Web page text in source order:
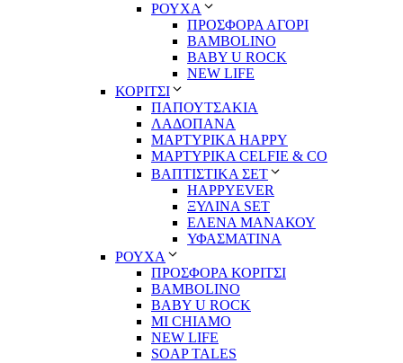
ΡΟΥΧΑ
ΠΡΟΣΦΟΡΑ ΑΓΟΡΙ
BAMBOLINO
BABY U ROCK
NEW LIFE
ΚΟΡΙΤΣΙ
ΠΑΠΟΥΤΣΑΚΙΑ
ΛΑΔΟΠΑΝΑ
ΜΑΡΤΥΡΙΚΑ HAPPY
ΜΑΡΤΥΡΙΚΑ CELFIE & CO
ΒΑΠΤΙΣΤΙΚΑ ΣΕΤ
HAPPYEVER
ΞΥΛΙΝΑ SET
ΕΛΕΝΑ ΜΑΝΑΚΟΥ
ΥΦΑΣΜΑΤΙΝΑ
ΡΟΥΧΑ
ΠΡΟΣΦΟΡΑ ΚΟΡΙΤΣΙ
BAMBOLINO
BABY U ROCK
MI CHIAMO
NEW LIFE
SOAP TALES